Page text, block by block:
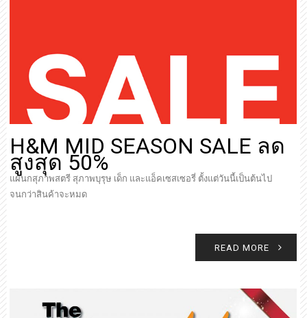
H&M MID SEASON SALE ลด
สูงสุด 50%
แผนกสุภาพสตรี สุภาพบุรุษ เด็ก และแอ็คเซสเซอรี่ ตั้งแต่วันนี้เป็นต้นไป
จนกว่าสินค้าจะหมด
READ MORE